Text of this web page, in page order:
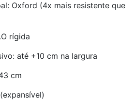
Oxford (4x mais resistente que
rígida
até +10 cm na largura
cm